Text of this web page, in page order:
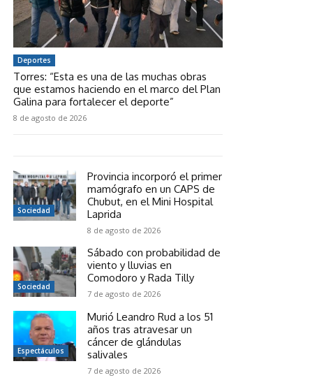
Deportes
Torres: “Esta es una de las muchas obras
que estamos haciendo en el marco del Plan
Galina para fortalecer el deporte”
8 de agosto de 2026
Sociedad
Provincia incorporó el primer
mamógrafo en un CAPS de
Chubut, en el Mini Hospital
Laprida
8 de agosto de 2026
Sociedad
Sábado con probabilidad de
viento y lluvias en
Comodoro y Rada Tilly
7 de agosto de 2026
Espectáculos
Murió Leandro Rud a los 51
años tras atravesar un
cáncer de glándulas
salivales
7 de agosto de 2026